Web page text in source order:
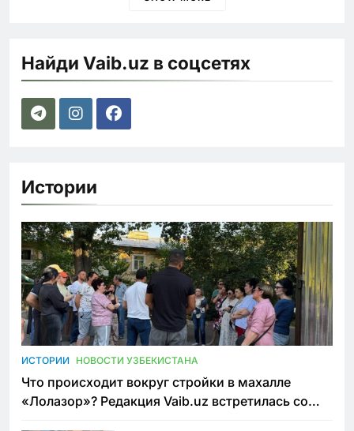
Найди Vaib.uz в соцсетях
Истории
ИСТОРИИ НОВОСТИ УЗБЕКИСТАНА
Что происходит вокруг стройки в махалле
«Лолазор»? Редакция Vaib.uz встретилась со